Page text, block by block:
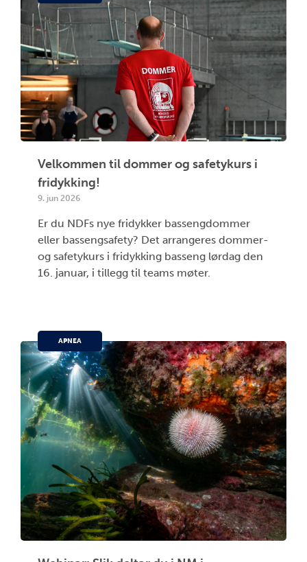
Velkommen til dommer og safetykurs i
fridykking!
9. jun 2026
Er du NDFs nye fridykker bassengdommer
eller bassengsafety? Det arrangeres dommer-
og safetykurs i fridykking basseng lørdag den
16. januar, i tillegg til teams møter.
APNEA